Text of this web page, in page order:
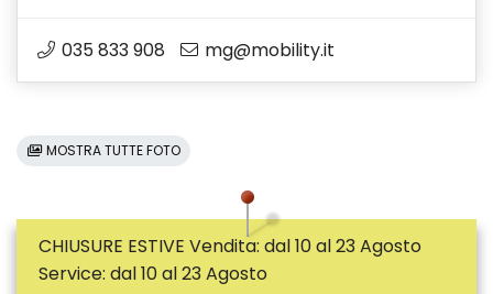
035 833 908 mg@mobility.it
MOSTRA TUTTE FOTO
CHIUSURE ESTIVE Vendita: dal 10 al 23 Agosto
Service: dal 10 al 23 Agosto